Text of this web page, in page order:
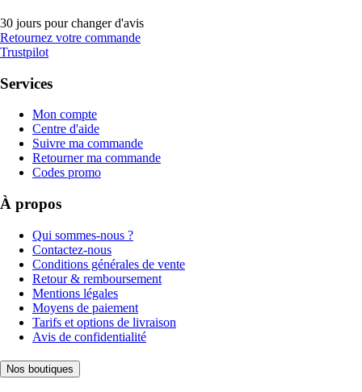
30 jours pour changer d'avis
Retournez votre commande
Trustpilot
Services
Mon compte
Centre d'aide
Suivre ma commande
Retourner ma commande
Codes promo
À propos
Qui sommes-nous ?
Contactez-nous
Conditions générales de vente
Retour & remboursement
Mentions légales
Moyens de paiement
Tarifs et options de livraison
Avis de confidentialité
Nos boutiques